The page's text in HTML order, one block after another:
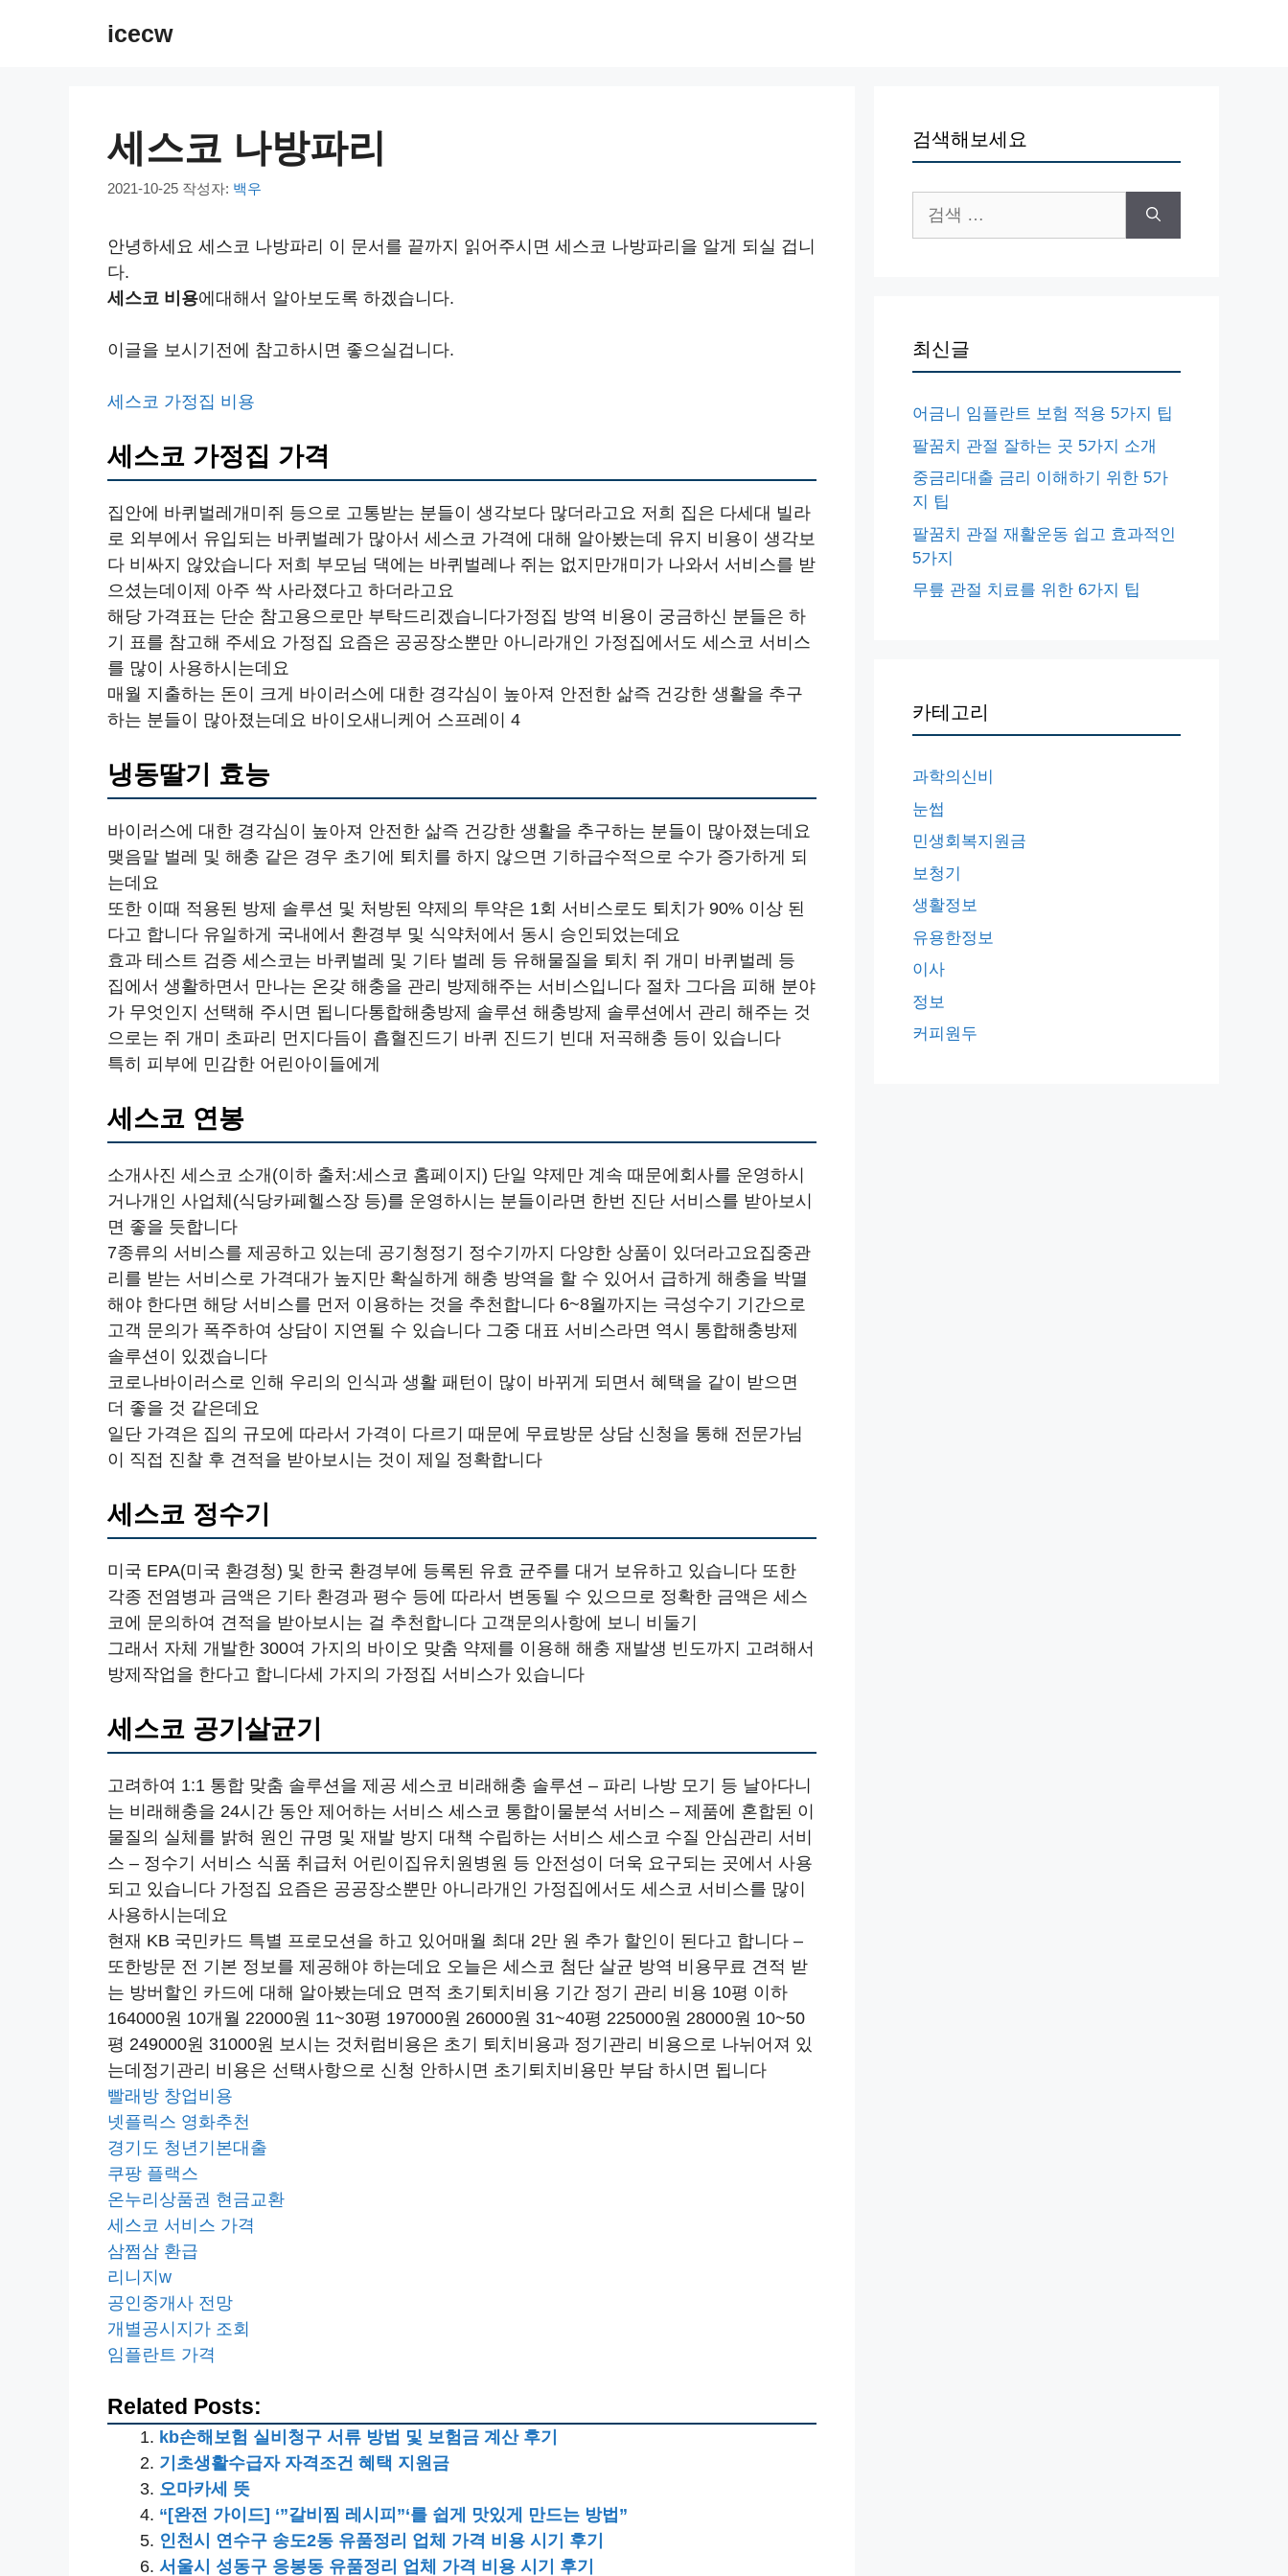
icecw
세스코 나방파리
2021-10-25 작성자: 백우
안녕하세요 세스코 나방파리 이 문서를 끝까지 읽어주시면 세스코 나방파리을 알게 되실 겁니
다.
세스코 비용에대해서 알아보도록 하겠습니다.
이글을 보시기전에 참고하시면 좋으실겁니다.
세스코 가정집 비용
세스코 가정집 가격
집안에 바퀴벌레개미쥐 등으로 고통받는 분들이 생각보다 많더라고요 저희 집은 다세대 빌라
로 외부에서 유입되는 바퀴벌레가 많아서 세스코 가격에 대해 알아봤는데 유지 비용이 생각보
다 비싸지 않았습니다 저희 부모님 댁에는 바퀴벌레나 쥐는 없지만개미가 나와서 서비스를 받
으셨는데이제 아주 싹 사라졌다고 하더라고요
해당 가격표는 단순 참고용으로만 부탁드리겠습니다가정집 방역 비용이 궁금하신 분들은 하
기 표를 참고해 주세요 가정집 요즘은 공공장소뿐만 아니라개인 가정집에서도 세스코 서비스
를 많이 사용하시는데요
매월 지출하는 돈이 크게 바이러스에 대한 경각심이 높아져 안전한 삶즉 건강한 생활을 추구
하는 분들이 많아졌는데요 바이오새니케어 스프레이 4
냉동딸기 효능
바이러스에 대한 경각심이 높아져 안전한 삶즉 건강한 생활을 추구하는 분들이 많아졌는데요
맺음말 벌레 및 해충 같은 경우 초기에 퇴치를 하지 않으면 기하급수적으로 수가 증가하게 되
는데요
또한 이때 적용된 방제 솔루션 및 처방된 약제의 투약은 1회 서비스로도 퇴치가 90% 이상 된
다고 합니다 유일하게 국내에서 환경부 및 식약처에서 동시 승인되었는데요
효과 테스트 검증 세스코는 바퀴벌레 및 기타 벌레 등 유해물질을 퇴치 쥐 개미 바퀴벌레 등
집에서 생활하면서 만나는 온갖 해충을 관리 방제해주는 서비스입니다 절차 그다음 피해 분야
가 무엇인지 선택해 주시면 됩니다통합해충방제 솔루션 해충방제 솔루션에서 관리 해주는 것
으로는 쥐 개미 초파리 먼지다듬이 흡혈진드기 바퀴 진드기 빈대 저곡해충 등이 있습니다
특히 피부에 민감한 어린아이들에게
세스코 연봉
소개사진 세스코 소개(이하 출처:세스코 홈페이지) 단일 약제만 계속 때문에회사를 운영하시
거나개인 사업체(식당카페헬스장 등)를 운영하시는 분들이라면 한번 진단 서비스를 받아보시
면 좋을 듯합니다
7종류의 서비스를 제공하고 있는데 공기청정기 정수기까지 다양한 상품이 있더라고요집중관
리를 받는 서비스로 가격대가 높지만 확실하게 해충 방역을 할 수 있어서 급하게 해충을 박멸
해야 한다면 해당 서비스를 먼저 이용하는 것을 추천합니다 6~8월까지는 극성수기 기간으로
고객 문의가 폭주하여 상담이 지연될 수 있습니다 그중 대표 서비스라면 역시 통합해충방제
솔루션이 있겠습니다
코로나바이러스로 인해 우리의 인식과 생활 패턴이 많이 바뀌게 되면서 혜택을 같이 받으면
더 좋을 것 같은데요
일단 가격은 집의 규모에 따라서 가격이 다르기 때문에 무료방문 상담 신청을 통해 전문가님
이 직접 진찰 후 견적을 받아보시는 것이 제일 정확합니다
세스코 정수기
미국 EPA(미국 환경청) 및 한국 환경부에 등록된 유효 균주를 대거 보유하고 있습니다 또한
각종 전염병과 금액은 기타 환경과 평수 등에 따라서 변동될 수 있으므로 정확한 금액은 세스
코에 문의하여 견적을 받아보시는 걸 추천합니다 고객문의사항에 보니 비둘기
그래서 자체 개발한 300여 가지의 바이오 맞춤 약제를 이용해 해충 재발생 빈도까지 고려해서
방제작업을 한다고 합니다세 가지의 가정집 서비스가 있습니다
세스코 공기살균기
고려하여 1:1 통합 맞춤 솔루션을 제공 세스코 비래해충 솔루션 – 파리 나방 모기 등 날아다니
는 비래해충을 24시간 동안 제어하는 서비스 세스코 통합이물분석 서비스 – 제품에 혼합된 이
물질의 실체를 밝혀 원인 규명 및 재발 방지 대책 수립하는 서비스 세스코 수질 안심관리 서비
스 – 정수기 서비스 식품 취급처 어린이집유치원병원 등 안전성이 더욱 요구되는 곳에서 사용
되고 있습니다 가정집 요즘은 공공장소뿐만 아니라개인 가정집에서도 세스코 서비스를 많이
사용하시는데요
현재 KB 국민카드 특별 프로모션을 하고 있어매월 최대 2만 원 추가 할인이 된다고 합니다 –
또한방문 전 기본 정보를 제공해야 하는데요 오늘은 세스코 첨단 살균 방역 비용무료 견적 받
는 방버할인 카드에 대해 알아봤는데요 면적 초기퇴치비용 기간 정기 관리 비용 10평 이하
164000원 10개월 22000원 11~30평 197000원 26000원 31~40평 225000원 28000원 10~50
평 249000원 31000원 보시는 것처럼비용은 초기 퇴치비용과 정기관리 비용으로 나뉘어져 있
는데정기관리 비용은 선택사항으로 신청 안하시면 초기퇴치비용만 부담 하시면 됩니다
빨래방 창업비용
넷플릭스 영화추천
경기도 청년기본대출
쿠팡 플랙스
온누리상품권 현금교환
세스코 서비스 가격
삼쩜삼 환급
리니지w
공인중개사 전망
개별공시지가 조회
임플란트 가격
Related Posts:
kb손해보험 실비청구 서류 방법 및 보험금 계산 후기
기초생활수급자 자격조건 혜택 지원금
오마카세 뜻
“[완전 가이드] ‘”갈비찜 레시피”‘를 쉽게 맛있게 만드는 방법”
인천시 연수구 송도2동 유품정리 업체 가격 비용 시기 후기
서울시 성동구 응봉동 유품정리 업체 가격 비용 시기 후기
검색해보세요
색:
최신글
어금니 임플란트 보험 적용 5가지 팁
팔꿈치 관절 잘하는 곳 5가지 소개
중금리대출 금리 이해하기 위한 5가
지 팁
팔꿈치 관절 재활운동 쉽고 효과적인
5가지
무릎 관절 치료를 위한 6가지 팁
카테고리
과학의신비
눈썹
민생회복지원금
보청기
생활정보
유용한정보
이사
정보
커피원두